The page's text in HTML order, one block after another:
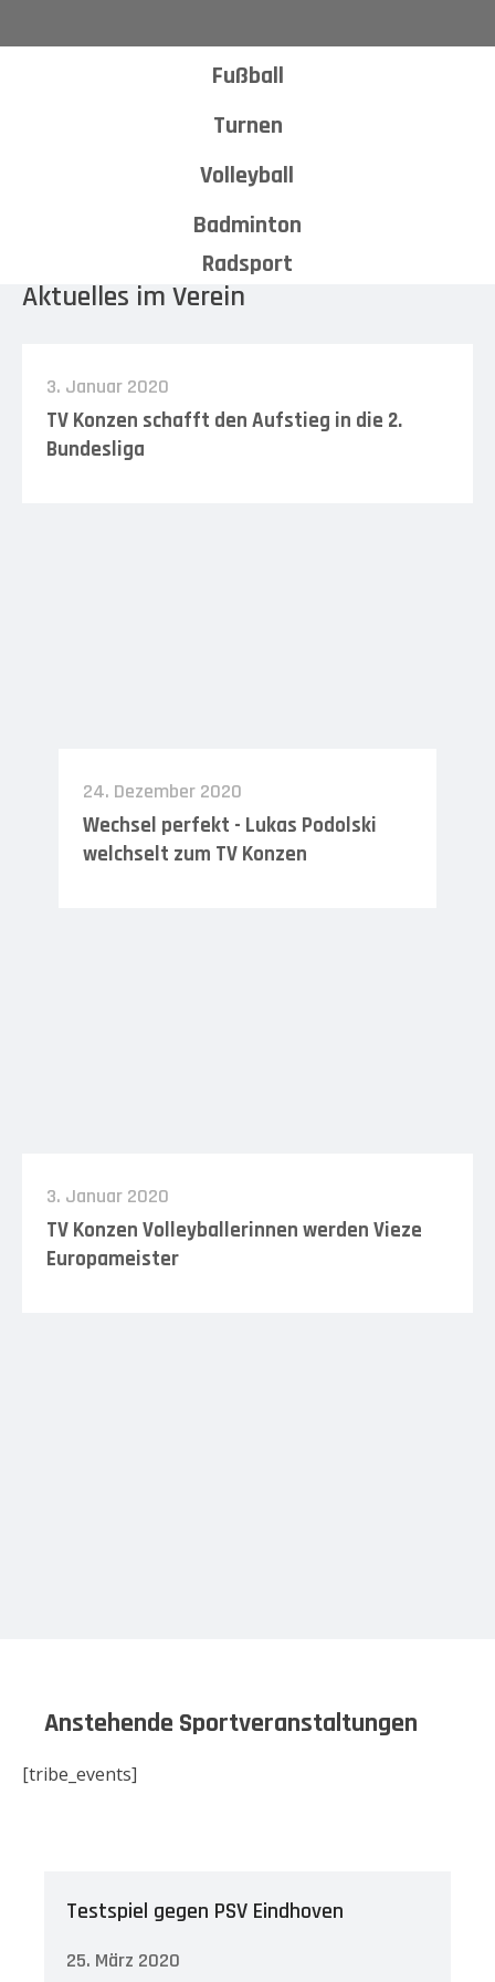
Fußball
Turnen
Volleyball
Badminton
Radsport
Aktuelles im Verein
3. Januar 2020
TV Konzen schafft den Aufstieg in die 2.
Bundesliga
24. Dezember 2020
Wechsel perfekt - Lukas Podolski
welchselt zum TV Konzen
3. Januar 2020
TV Konzen Volleyballerinnen werden Vieze
Europameister
Anstehende Sportveranstaltungen
[tribe_events]
Testspiel gegen PSV Eindhoven
25. März 2020